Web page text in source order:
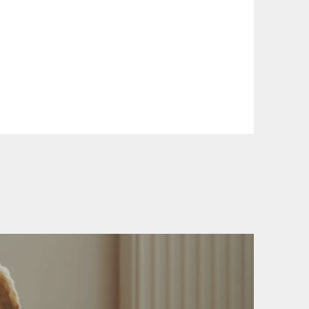
információinkat, hogy a vásárlásod